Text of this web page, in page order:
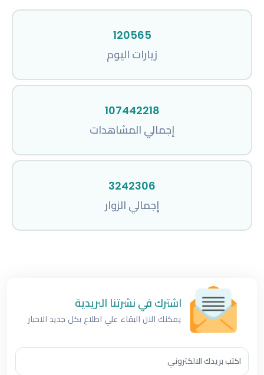
120565
زيارات اليوم
107442218
إجمالي المشاهدات
3242306
إجمالي الزوار
اشترك في نشرتنا البريدية
يمكنك الان البقاء علي اطلاع بكل جديد الاخبار